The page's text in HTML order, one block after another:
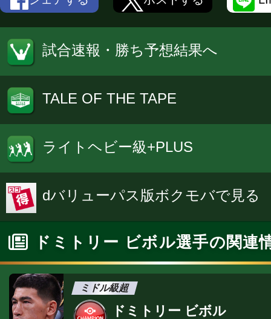
試合速報・勝ち予想結果へ
TALE OF THE TAPE
ライトヘビー級+PLUS
dバリューパス版ボクモバで見る
ドミトリー ビボル選手の関連
ミドル級超
ドミトリー ビボル